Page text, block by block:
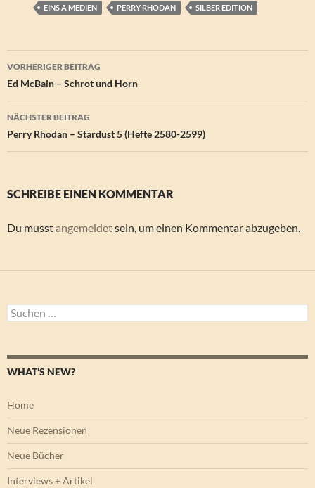
EINS A MEDIEN PERRY RHODAN SILBER EDITION
Beitragsnavigation
VORHERIGER BEITRAG
Ed McBain – Schrot und Horn
NÄCHSTER BEITRAG
Perry Rhodan – Stardust 5 (Hefte 2580-2599)
SCHREIBE EINEN KOMMENTAR
Du musstangemeldetsein, um einen Kommentar abzugeben.
Suchen
nach:
WHAT’S NEW?
Home
Neue Rezensionen
Neue Bücher
Interviews + Artikel